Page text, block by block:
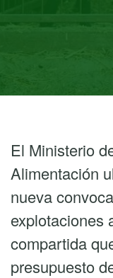
El Ministerio
Alimentación
nueva
explotaciones
compartida
presupuesto